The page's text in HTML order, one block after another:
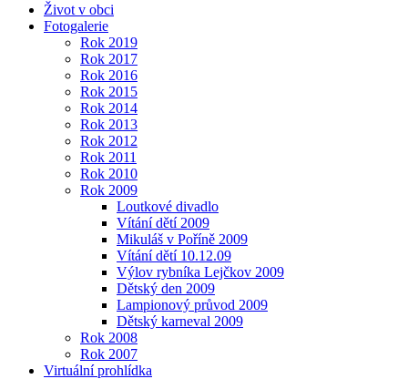
Život v obci
Fotogalerie
Rok 2019
Rok 2017
Rok 2016
Rok 2015
Rok 2014
Rok 2013
Rok 2012
Rok 2011
Rok 2010
Rok 2009
Loutkové divadlo
Vítání dětí 2009
Mikuláš v Poříně 2009
Vítání dětí 10.12.09
Výlov rybníka Lejčkov 2009
Dětský den 2009
Lampionový průvod 2009
Dětský karneval 2009
Rok 2008
Rok 2007
Virtuální prohlídka